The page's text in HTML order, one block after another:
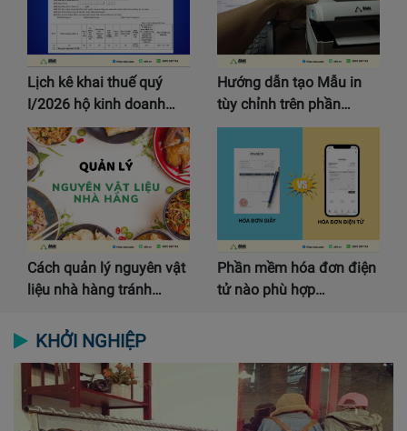
Lịch kê khai thuế quý
I/2026 hộ kinh doanh…
Hướng dẫn tạo Mẫu in
tùy chỉnh trên phần…
Cách quản lý nguyên vật
liệu nhà hàng tránh…
Phần mềm hóa đơn điện
tử nào phù hợp…
KHỞI NGHIỆP